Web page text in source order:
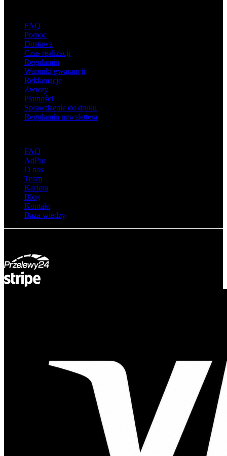
FAQ
Pomoc
Dostawa
Czas realizacji
Regulamin
Warunki gwarancji
Reklamacje
Zwroty
Płatności
Sprawdzenie do druku
Regulamin newslettera
FAQ
AdPro
O nas
Team
Kariera
Blog
Kontakt
Baza wiedzy